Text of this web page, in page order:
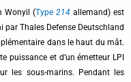
Wonyil (Type214 allemand) est
par Thales Defense Deutschland
dans le haut du mât.
puissance et d’un émetteur LPI
les sous-marins. Pendant les